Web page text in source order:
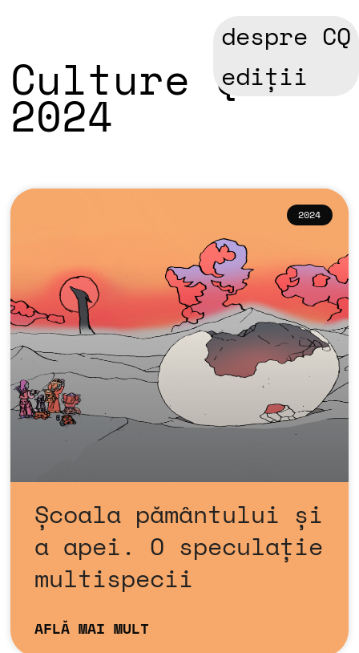
despre CQ
ediții
Culture Quest
2024
2024
Școala pământului și
a apei. O speculație
multispecii
AFLĂ MAI MULT